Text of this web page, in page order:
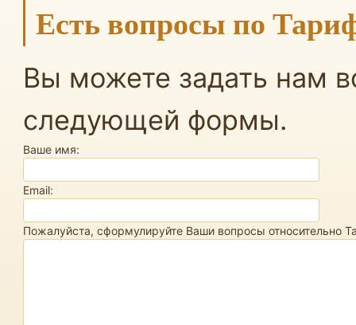
Есть вопросы по
Вы можете задать нам
следующей формы.
Ваше имя:
Email:
Пожалуйста, сформулируйте Ваши вопросы относительно